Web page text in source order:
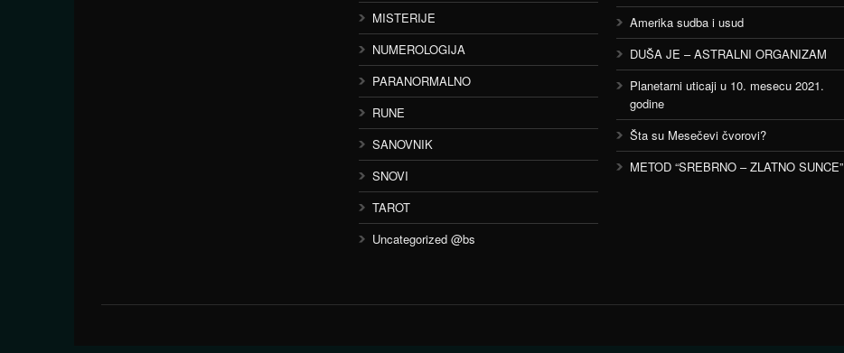
MISTERIJE
NUMEROLOGIJA
PARANORMALNO
RUNE
SANOVNIK
SNOVI
TAROT
Uncategorized @bs
Amerika sudba i usud
DUŠA JE – ASTRALNI ORGANIZAM
Planetarni uticaji u 10. mesecu 2021.
godine
Šta su Mesečevi čvorovi?
METOD “SREBRNO – ZLATNO SUNCE”